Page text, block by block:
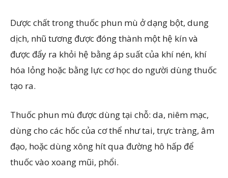
Dược chất trong thuốc phun mù ở dạng bột, dung
dịch, nhũ tương được đóng thành một hệ kín và
được đẩy ra khỏi hệ bằng áp suất của khí nén, khí
hóa lỏng hoặc bằng lực cơ học do người dùng thuốc
tạo ra.
Thuốc phun mù được dùng tại chỗ: da, niêm mạc,
dùng cho các hốc của cơ thể như tai, trực tràng, âm
đạo, hoặc dùng xông hít qua đường hô hấp để
thuốc vào xoang mũi, phổi.